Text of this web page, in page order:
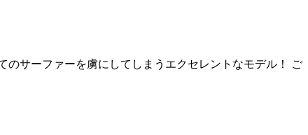
サーファーを虜にしてしまうエクセレントなモデル！ ご